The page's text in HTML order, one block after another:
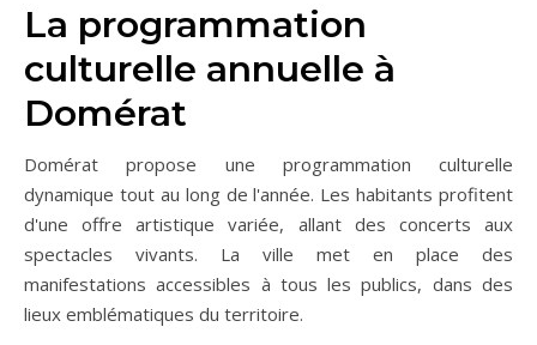
La programmation
culturelle annuelle à
Domérat
Domérat propose une programmation culturelle
dynamique tout au long de l'année. Les habitants profitent
d'une offre artistique variée, allant des concerts aux
spectacles vivants. La ville met en place des
manifestations accessibles à tous les publics, dans des
lieux emblématiques du territoire.